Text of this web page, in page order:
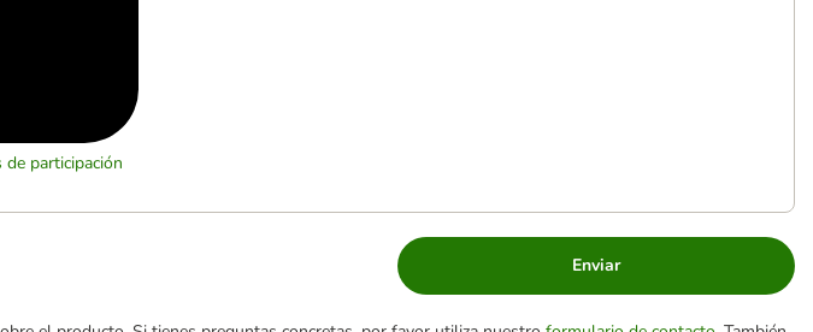
de participación
Enviar